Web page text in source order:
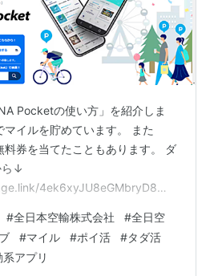
Pocketの使い方」を紹介しま
イルを貯めています。 また
券を当てたこともあります。 ダ
ら↓
4ek6xyJU8eGMbryD8
のポイント貯め方 ガチャに
に ポイ活おすすめ動画 ポイ活お
Pocketについて ANA Pocketは
#全日本空輸株式会社 #全日空
#マイル #ポイ活 #タダ活
系アプリ